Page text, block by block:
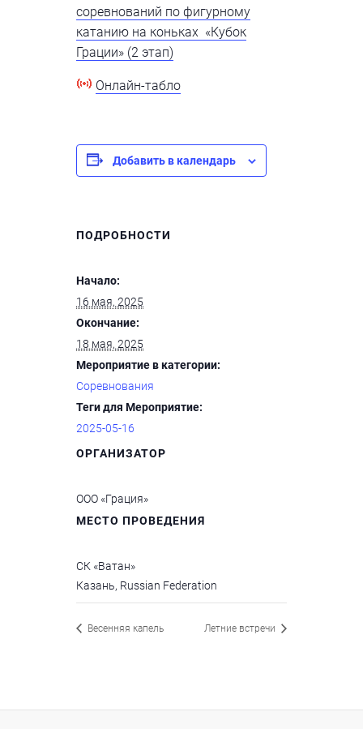
соревнований по фигурному
катанию на коньках «Кубок
Грации» (2 этап)
Онлайн-табло
Добавить в календарь
ПОДРОБНОСТИ
Начало:
16 мая, 2025
Окончание:
18 мая, 2025
Мероприятие в категории:
Соревнования
Теги для Мероприятие:
2025-05-16
МЕСТО ПРОВЕДЕНИЯ
СК «Ватан»
Казань, Russian Federation
ОРГАНИЗАТОР
ООО «Грация»
Весенняя капель Летние встречи